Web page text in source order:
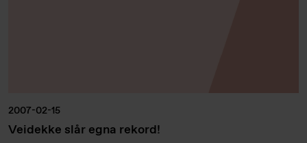
2007-02-15
Veidekke slår egna rekord!